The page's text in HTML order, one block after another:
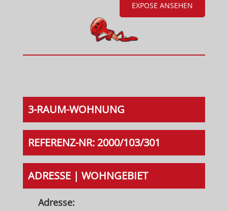
EXPOSE ANSEHEN
3-RAUM-WOHNUNG
REFERENZ-NR: 2000/103/301
ADRESSE | WOHNGEBIET
Adresse: